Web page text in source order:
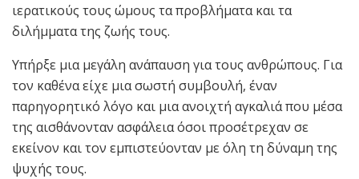
ιερατικούς τους ώμους τα προβλήματα και τα
διλήμματα της ζωής τους.
Υπήρξε μια μεγάλη ανάπαυση για τους ανθρώπους. Για
τον καθένα είχε μια σωστή συμβουλή, έναν
παρηγορητικό λόγο και μια ανοιχτή αγκαλιά που μέσα
της αισθάνονταν ασφάλεια όσοι προσέτρεχαν σε
εκείνον και τον εμπιστεύονταν με όλη τη δύναμη της
ψυχής τους.